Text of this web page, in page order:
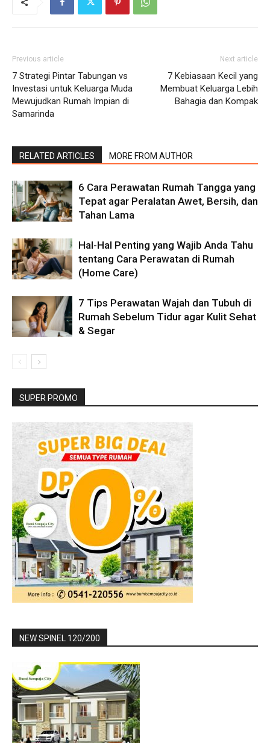
Previous article
7 Strategi Pintar Tabungan vs
Investasi untuk Keluarga Muda
Mewujudkan Rumah Impian di
Samarinda
Next article
7 Kebiasaan Kecil yang
Membuat Keluarga Lebih
Bahagia dan Kompak
RELATED ARTICLES MORE FROM AUTHOR
6 Cara Perawatan Rumah Tangga yang
Tepat agar Peralatan Awet, Bersih, dan
Tahan Lama
Hal-Hal Penting yang Wajib Anda Tahu
tentang Cara Perawatan di Rumah
(Home Care)
7 Tips Perawatan Wajah dan Tubuh di
Rumah Sebelum Tidur agar Kulit Sehat
& Segar
SUPER PROMO
NEW SPINEL 120/200